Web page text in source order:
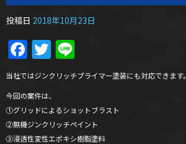
投稿日 2018年10月23日
Facebook
Twitter
当社ではジンクリッチプライマー塗装にも対応できます。
今回の案件は、
①グリッドによるショットブラスト
②無機ジンクリッチペイント
③浸透性変性エポキシ樹脂塗料